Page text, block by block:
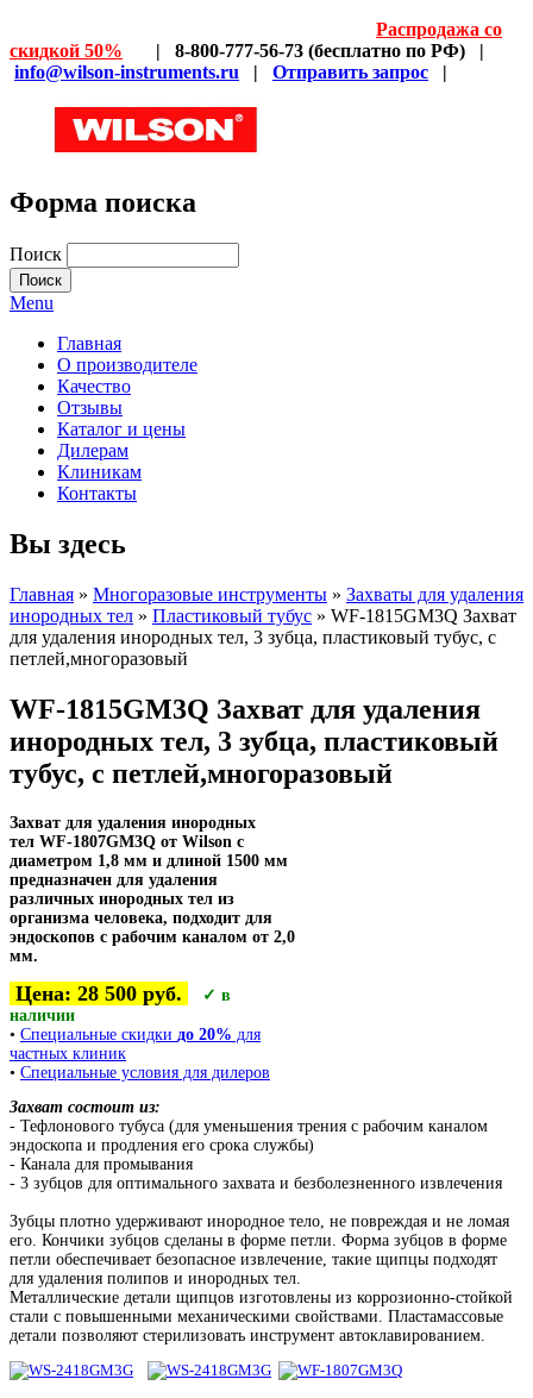
Распродажа со
скидкой 50% | 8-800-777-56-73 (бесплатно по РФ) |
info@wilson-instruments.ru | Отправить запрос |
Форма поиска
Поиск
Menu
Главная
О производителе
Качество
Отзывы
Каталог и цены
Дилерам
Клиникам
Контакты
Вы здесь
Главная » Многоразовые инструменты » Захваты для удаления
инородных тел » Пластиковый тубус » WF-1815GM3Q Захват
для удаления инородных тел, 3 зубца, пластиковый тубус, с
петлей,многоразовый
WF-1815GM3Q Захват для удаления
инородных тел, 3 зубца, пластиковый
тубус, с петлей,многоразовый
Захват для удаления инородных
тел WF-1807GM3Q от Wilson с
диаметром 1,8 мм и длиной 1500 мм
предназначен для удаления
различных инородных тел из
организма человека, подходит для
эндоскопов с рабочим каналом от 2,0
мм.
Цена: 28 500 руб.
✓ в
наличии
• Специальные скидки до 20% для
частных клиник
• Специальные условия для дилеров
Захват состоит из:
- Тефлонового тубуса (для уменьшения трения с рабочим каналом
эндоскопа и продления его срока службы)
- Канала для промывания
- 3 зубцов для оптимального захвата и безболезненного извлечения
Зубцы плотно удерживают инородное тело, не повреждая и не ломая
его. Кончики зубцов сделаны в форме петли. Форма зубцов в форме
петли обеспечивает безопасное извлечение, такие щипцы подходят
для удаления полипов и инородных тел.
Металлические детали щипцов изготовлены из коррозионно-стойкой
стали с повышенными механическими свойствами. Пластамассовые
детали позволяют стерилизовать инструмент автоклавированием.